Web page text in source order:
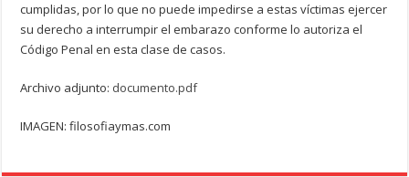
cumplidas, por lo que no puede impedirse a estas víctimas ejercer
su derecho a interrumpir el embarazo conforme lo autoriza el
Código Penal en esta clase de casos.
Archivo adjunto: documento.pdf
IMAGEN: filosofiaymas.com